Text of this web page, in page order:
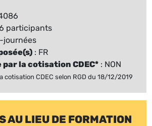
participants
journées
: FR
par la cotisation CDEC* : NON
cotisation CDEC selon RGD du 18/12/2019
AU LIEU DE FORMATION